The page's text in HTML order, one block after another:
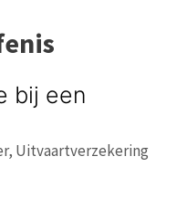
bij een
Uitvaartverzekering